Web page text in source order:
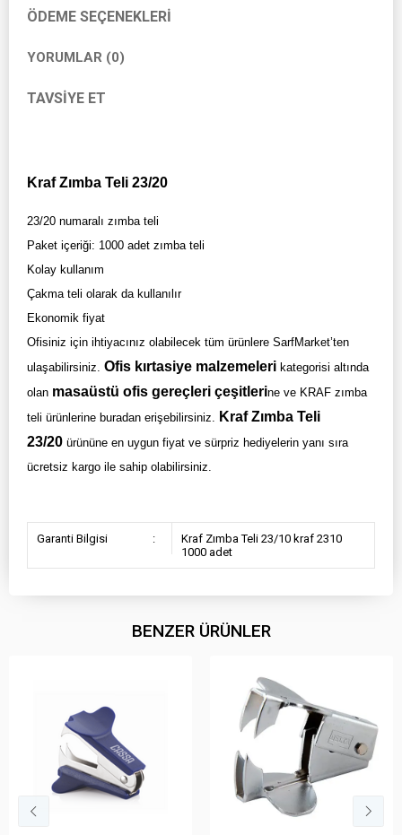
ÖDEME SEÇENEKLERI
YORUMLAR (0)
TAVSIYE ET
Kraf Zımba Teli 23/20
23/20 numaralı zımba teli
Paket içeriği: 1000 adet zımba teli
Kolay kullanım
Çakma teli olarak da kullanılır
Ekonomik fiyat
Ofisiniz için ihtiyacınız olabilecek tüm ürünlere SarfMarket’ten
ulaşabilirsiniz. Ofis kırtasiye malzemeleri kategorisi altında
olan masaüstü ofis gereçleri çeşitlerine ve KRAF zımba
teli ürünlerine buradan erişebilirsiniz. Kraf Zımba Teli
23/20 ürününe en uygun fiyat ve sürpriz hediyelerin yanı sıra
ücretsiz kargo ile sahip olabilirsiniz.
Garanti Bilgisi :
Kraf Zımba Teli 23/10 kraf 2310
1000 adet
BENZER ÜRÜNLER